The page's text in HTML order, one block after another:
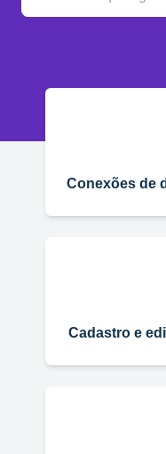
Conexões de
Cadastro e